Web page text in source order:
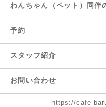
わんちゃん（ペット）同伴
予約
スタッフ紹介
お問い合わせ
https://cafe-